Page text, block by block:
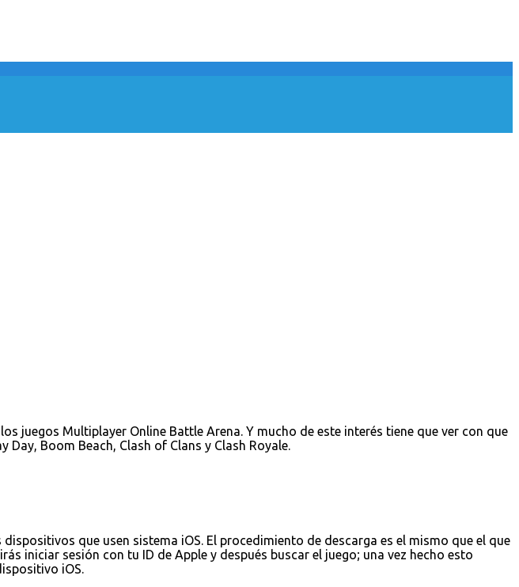
juegos Multiplayer Online Battle Arena. Y mucho de este interés tiene que ver con que
Boom Beach, Clash of Clans y Clash Royale.
que usen sistema iOS. El procedimiento de descarga es el mismo que el que
iniciar sesión con tu ID de Apple y después buscar el juego; una vez hecho esto
iOS.